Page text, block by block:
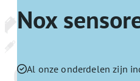
Nox
Al onze onderdelen zijn